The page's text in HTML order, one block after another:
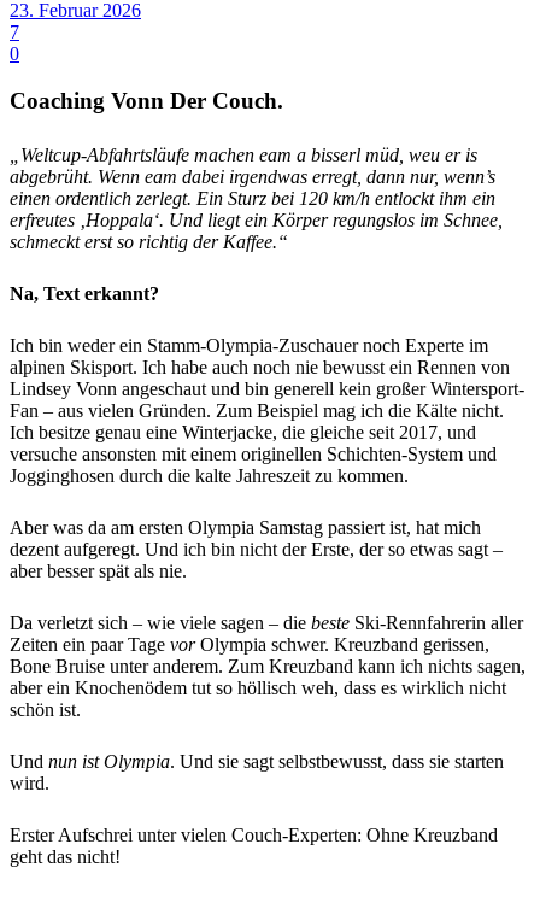
23. Februar 2026
7
0
Coaching Vonn Der Couch.
„Weltcup-Abfahrtsläufe machen eam a bisserl müd, weu er is
abgebrüht. Wenn eam dabei irgendwas erregt, dann nur, wenn’s
einen ordentlich zerlegt. Ein Sturz bei 120 km/h entlockt ihm ein
erfreutes ‚Hoppala‘. Und liegt ein Körper regungslos im Schnee,
schmeckt erst so richtig der Kaffee.“
Na, Text erkannt?
Ich bin weder ein Stamm-Olympia-Zuschauer noch Experte im
alpinen Skisport. Ich habe auch noch nie bewusst ein Rennen von
Lindsey Vonn angeschaut und bin generell kein großer Wintersport-
Fan – aus vielen Gründen. Zum Beispiel mag ich die Kälte nicht.
Ich besitze genau eine Winterjacke, die gleiche seit 2017, und
versuche ansonsten mit einem originellen Schichten-System und
Jogginghosen durch die kalte Jahreszeit zu kommen.
Aber was da am ersten Olympia Samstag passiert ist, hat mich
dezent aufgeregt. Und ich bin nicht der Erste, der so etwas sagt –
aber besser spät als nie.
Da verletzt sich – wie viele sagen – die beste Ski-Rennfahrerin aller
Zeiten ein paar Tage vorOlympia schwer. Kreuzband gerissen,
Bone Bruise unter anderem. Zum Kreuzband kann ich nichts sagen,
aber ein Knochenödem tut so höllisch weh, dass es wirklich nicht
schön ist.
Und nun ist Olympia. Und sie sagt selbstbewusst, dass sie starten
wird.
Erster Aufschrei unter vielen Couch-Experten: Ohne Kreuzband
geht das nicht!